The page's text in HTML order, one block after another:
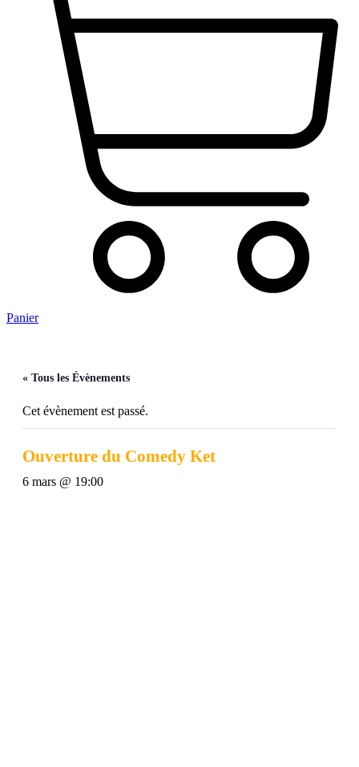
Panier
« Tous les Évènements
Cet évènement est passé.
Ouverture du Comedy Ket
6 mars @ 19:00